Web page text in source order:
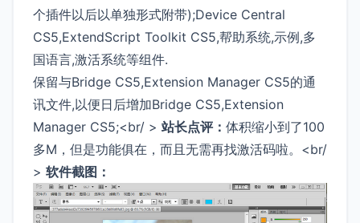
个插件以后以单独形式附带);Device Central
CS5,ExtendScript Toolkit CS5,帮助系统,示例,多
国语言,激活系统等组件.
保留与Bridge CS5,Extension Manager CS5的通
讯文件,以便日后增加Bridge CS5,Extension
Manager CS5;<br/ > 站长点评： 体积缩小到了100
多M，但是功能俱在，而且无需再找激活码啦。<br/
> 软件截图：